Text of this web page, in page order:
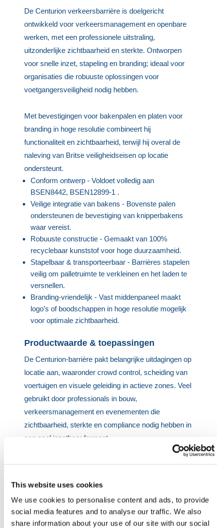
This website uses cookies
We use cookies to personalise content and ads, to provide
social media features and to analyse our traffic. We also
share information about your use of our site with our social
De Centurion verkeersbarrière is doelgericht
ontwikkeld voor verkeersmanagement en openbare
werken, met een professionele uitstraling,
uitzonderlijke zichtbaarheid en sterkte. Ontworpen
voor snelle inzet, stapeling en branding; ideaal voor
organisaties die robuuste oplossingen voor
voetgangersveiligheid nodig hebben.
Met bevestigingen voor bakenpalen en platen voor
branding in hoge resolutie combineert hij
functionaliteit en zichtbaarheid, terwijl hij overal de
naleving van Britse veiligheidseisen op locatie
ondersteunt.
Conform ontwerp - Voldoet volledig aan
BSEN8442, BSEN12899-1 .
Veilige integratie van bakens - Bovenste palen
ondersteunen de bevestiging van knipperbakens
waar vereist.
Robuuste constructie - Gemaakt van 100%
recyclebaar kunststof voor hoge duurzaamheid.
Stapelbaar & transporteerbaar - Barrières stapelen
veilig om palletruimte te verkleinen en het laden te
versnellen.
Branding-vriendelijk - Vast middenpaneel maakt
logo’s of boodschappen in hoge resolutie mogelijk
voor optimale zichtbaarheid.
Productwaarde & toepassingen
De Centurion-barrière pakt belangrijke uitdagingen op
locatie aan, waaronder crowd control, scheiding van
voertuigen en visuele geleiding in actieve zones. Veel
gebruikt door professionals in bouw,
verkeersmanagement en evenementen die
zichtbaarheid, sterkte en compliance nodig hebben in
een snel inzetbaar formaat.
voetgangersmanagementopstellingen. De veilige
haak-en-oogverbindingen zorgen ervoor dat
barrièrerijen stabiel blijven onder belasting. Bij niet-